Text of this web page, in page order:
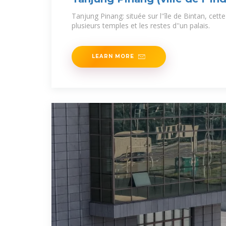
Tanjung Pinang: située sur l''île de Bintan,
plusieurs temples et les restes d''un palais.
LEARN MORE